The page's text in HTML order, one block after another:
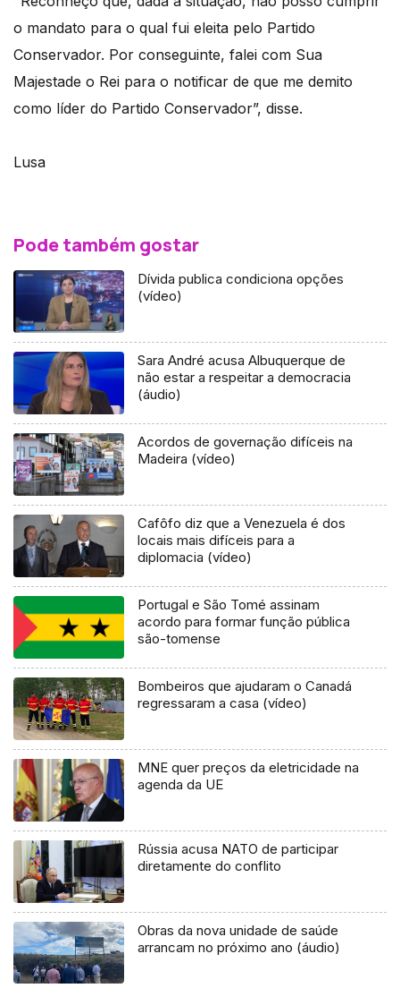
o mandato para o qual fui eleita pelo Partido
Conservador. Por conseguinte, falei com Sua
Majestade o Rei para o notificar de que me demito
como líder do Partido Conservador”, disse.
Lusa
Pode também gostar
Dívida publica condiciona opções
(vídeo)
Sara André acusa Albuquerque de
não estar a respeitar a democracia
(áudio)
Acordos de governação difíceis na
Madeira (vídeo)
Cafôfo diz que a Venezuela é dos
locais mais difíceis para a
diplomacia (vídeo)
Portugal e São Tomé assinam
acordo para formar função pública
são-tomense
Bombeiros que ajudaram o Canadá
regressaram a casa (vídeo)
MNE quer preços da eletricidade na
agenda da UE
Rússia acusa NATO de participar
diretamente do conflito
Obras da nova unidade de saúde
arrancam no próximo ano (áudio)